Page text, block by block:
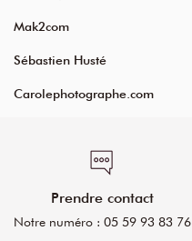
Mak2com
Sébastien Husté
Carolephotographe.com
Prendre contact
Notre numéro : 05 59 93 83 76